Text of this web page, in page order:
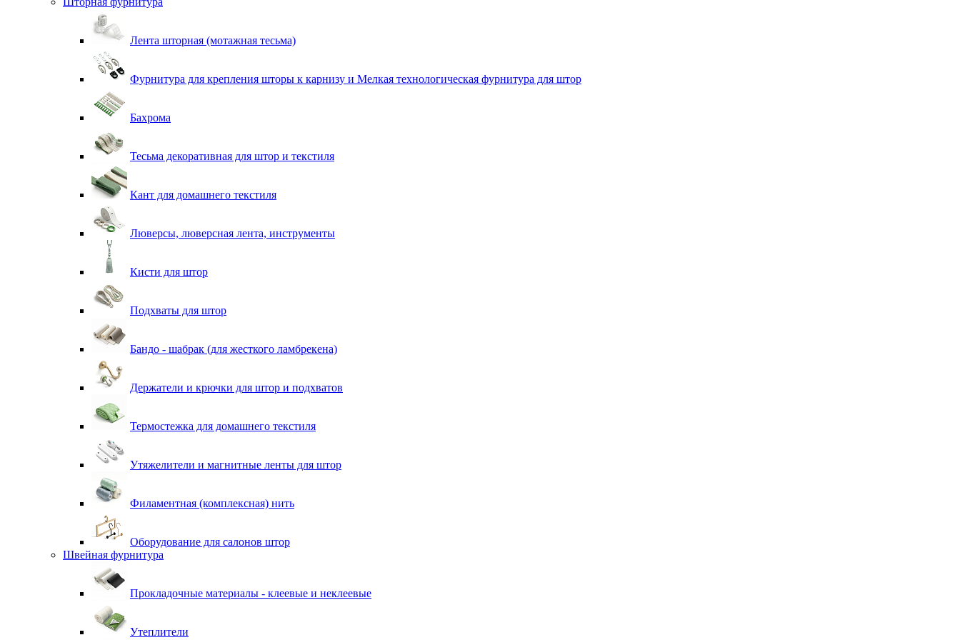
Лента шторная (мотажная тесьма)
Фурнитура для крепления шторы к карнизу и Мелкая технологическая фурнитура для штор
Бахрома
Тесьма декоративная для штор и текстиля
Кант для домашнего текстиля
Люверсы, люверсная лента, инструменты
Кисти для штор
Подхваты для штор
Бандо - шабрак (для жесткого ламбрекена)
Держатели и крючки для штор и подхватов
Термостежка для домашнего текстиля
Утяжелители и магнитные ленты для штор
Филаментная (комплексная) нить
Оборудование для салонов штор
Швейная фурнитура
Прокладочные материалы - клеевые и неклеевые
Утеплители